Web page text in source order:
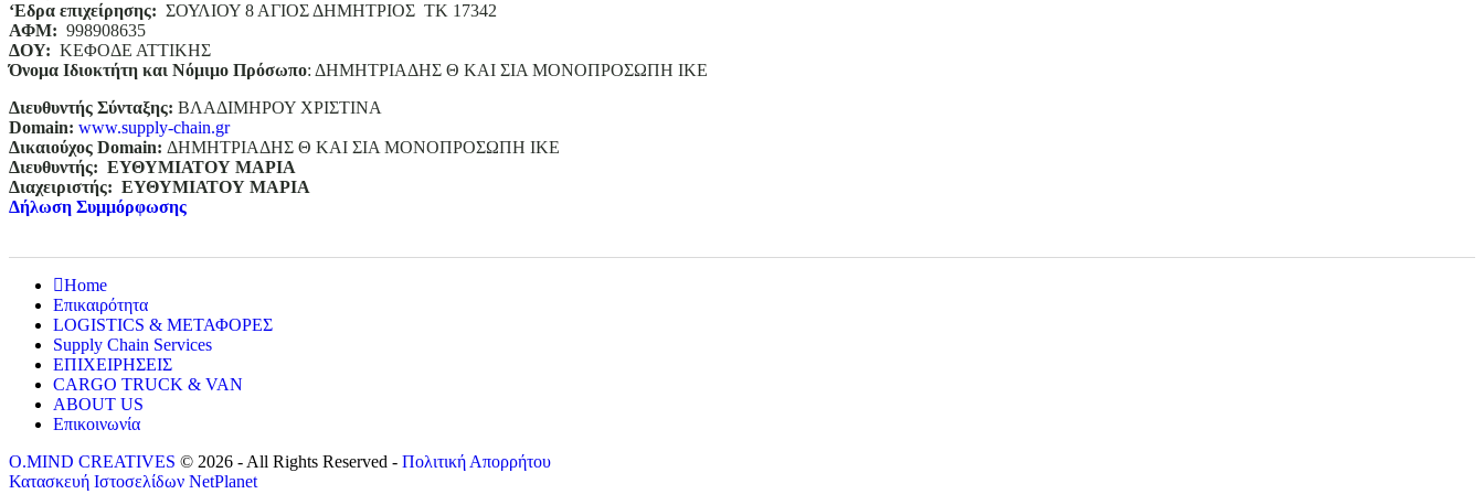
‘Eδρα επιχείρησης: ΣΟΥΛΙΟΥ 8 ΑΓΙΟΣ ΔΗΜΗΤΡΙΟΣ ΤΚ 17342
ΑΦΜ: 998908635
ΔΟΥ: ΚΕΦΟΔΕ ΑΤΤΙΚΗΣ
Όνομα Ιδιοκτήτη και Νόμιμο Πρόσωπο: ΔΗΜΗΤΡΙΑΔΗΣ Θ ΚΑΙ ΣΙΑ ΜΟΝΟΠΡΟΣΩΠΗ ΙΚΕ
Διευθυντής Σύνταξης: ΒΛΑΔΙΜΗΡΟΥ ΧΡΙΣΤΙΝΑ
Domain: www.supply-chain.gr
Δικαιούχος Domain: ΔΗΜΗΤΡΙΑΔΗΣ Θ ΚΑΙ ΣΙΑ ΜΟΝΟΠΡΟΣΩΠΗ ΙΚΕ
Διευθυντής: ΕΥΘΥΜΙΑΤΟΥ ΜΑΡΙΑ
Διαχειριστής: ΕΥΘΥΜΙΑΤΟΥ ΜΑΡΙΑ
Δήλωση Συμμόρφωσης
Home
Επικαιρότητα
LOGISTICS & ΜΕΤΑΦΟΡΕΣ
Supply Chain Services
ΕΠΙΧΕΙΡΗΣΕΙΣ
CARGO TRUCK & VAN
ABOUT US
Επικοινωνία
O.MIND CREATIVES © 2026 - All Rights Reserved - Πολιτική Απορρήτου
Κατασκευή Ιστοσελίδων NetPlanet